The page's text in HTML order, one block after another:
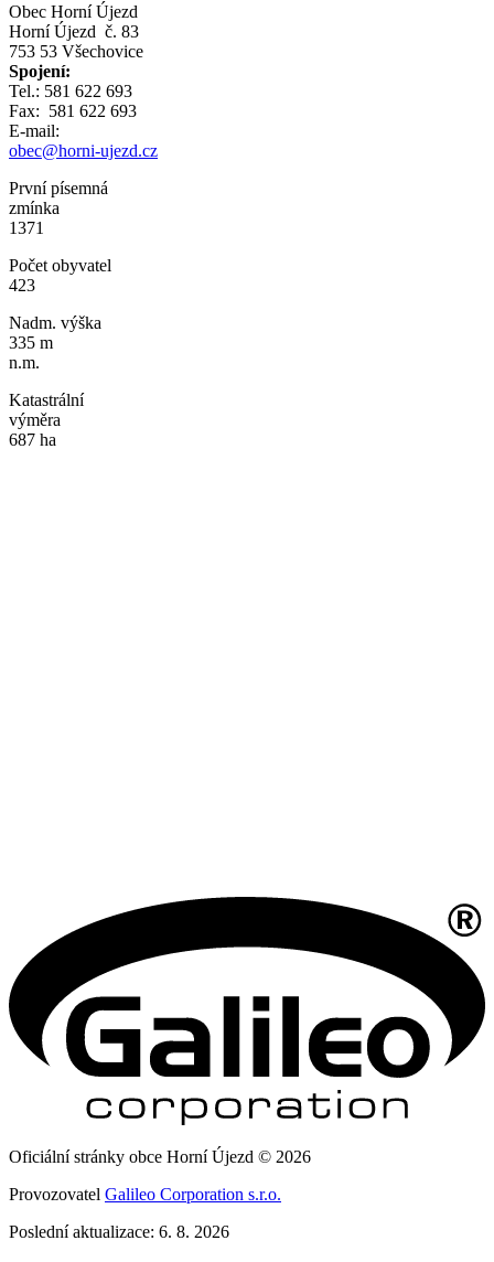
Obec Horní Újezd
Horní Újezd č. 83
753 53 Všechovice
Spojení:
Tel.: 581 622 693
Fax: 581 622 693
E-mail:
obec@horni-ujezd.cz
První písemná
zmínka
1371
Počet obyvatel
423
Nadm. výška
335 m
n.m.
Katastrální
výměra
687 ha
Oficiální stránky obce Horní Újezd © 2026
Provozovatel Galileo Corporation s.r.o.
Poslední aktualizace: 6. 8. 2026